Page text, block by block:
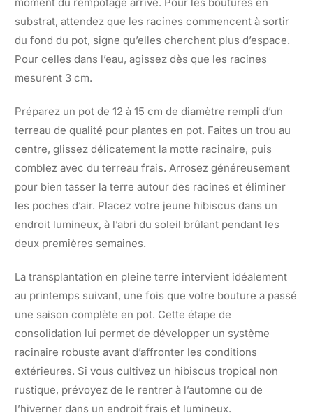
substrat, attendez que les racines commencent à sortir
du fond du pot, signe qu’elles cherchent plus d’espace.
Pour celles dans l’eau, agissez dès que les racines
mesurent 3 cm.
Préparez un pot de 12 à 15 cm de diamètre rempli d’un
terreau de qualité pour plantes en pot. Faites un trou au
centre, glissez délicatement la motte racinaire, puis
comblez avec du terreau frais. Arrosez généreusement
pour bien tasser la terre autour des racines et éliminer
les poches d’air. Placez votre jeune hibiscus dans un
endroit lumineux, à l’abri du soleil brûlant pendant les
deux premières semaines.
La transplantation en pleine terre intervient idéalement
au printemps suivant, une fois que votre bouture a passé
une saison complète en pot. Cette étape de
consolidation lui permet de développer un système
racinaire robuste avant d’affronter les conditions
extérieures. Si vous cultivez un hibiscus tropical non
rustique, prévoyez de le rentrer à l’automne ou de
l’hiverner dans un endroit frais et lumineux.